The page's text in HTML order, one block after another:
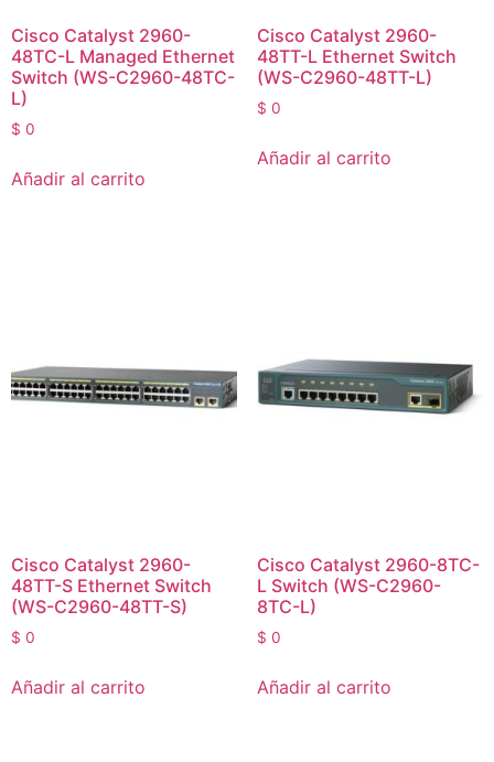
Cisco Catalyst 2960-
48TC-L Managed Ethernet
Switch (WS-C2960-48TC-
L)
$ 0
Añadir al carrito
Cisco Catalyst 2960-
48TT-L Ethernet Switch
(WS-C2960-48TT-L)
$ 0
Añadir al carrito
Cisco Catalyst 2960-
48TT-S Ethernet Switch
(WS-C2960-48TT-S)
$ 0
Añadir al carrito
Cisco Catalyst 2960-8TC-
L Switch (WS-C2960-
8TC-L)
$ 0
Añadir al carrito